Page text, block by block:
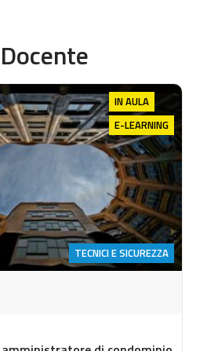
IN AULA
E-LEARNING
TECNICI E SICUREZZA